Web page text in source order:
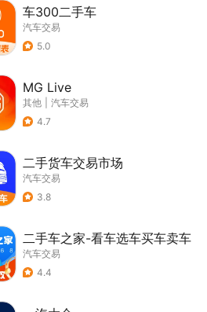
车300二手车
汽车交易
5.0
MG Live
其他
汽车交易
4.7
二手货车交易市场
汽车交易
3.8
二手车之家-看车选车买车卖车
汽车交易
4.4